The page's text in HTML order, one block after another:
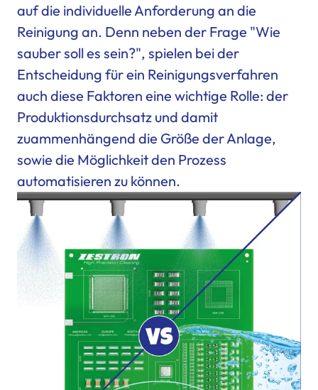
auf die individuelle Anforderung an die
Reinigung an. Denn neben der Frage "Wie
sauber soll es sein?", spielen bei der
Entscheidung für ein Reinigungsverfahren
auch diese Faktoren eine wichtige Rolle: der
Produktionsdurchsatz und damit
zuammenhängend die Größe der Anlage,
sowie die Möglichkeit den Prozess
automatisieren zu können.